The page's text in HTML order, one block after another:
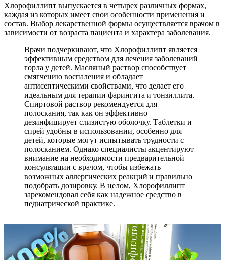
Хлорофиллипт выпускается в четырех различных формах,
каждая из которых имеет свои особенности применения и
состав. Выбор лекарственной формы осуществляется врачом в
зависимости от возраста пациента и характера заболевания.
Врачи подчеркивают, что Хлорофиллипт является
эффективным средством для лечения заболеваний
горла у детей. Масляный раствор способствует
смягчению воспаления и обладает
антисептическими свойствами, что делает его
идеальным для терапии фарингита и тонзиллита.
Спиртовой раствор рекомендуется для
полоскания, так как он эффективно
дезинфицирует слизистую оболочку. Таблетки и
спрей удобны в использовании, особенно для
детей, которые могут испытывать трудности с
полосканием. Однако специалисты акцентируют
внимание на необходимости предварительной
консультации с врачом, чтобы избежать
возможных аллергических реакций и правильно
подобрать дозировку. В целом, Хлорофиллипт
зарекомендовал себя как надежное средство в
педиатрической практике.